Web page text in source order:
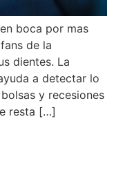
boca por mas
de la
dientes. La
a detectar lo
y recesiones
resta […]